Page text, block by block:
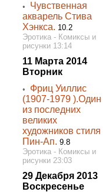
◦ Чувственная
акварель Стива
Хэнкса. 10.2
Эротика - Комиксы и
рисунки 13:14
11 Марта 2014
Вторник
◦ Фриц Уиллис
(1907-1979 ).Один
из последних
великих
художников стиля
Пин-Ап. 9.8
Эротика - Комиксы и
рисунки 23:03
29 Декабря 2013
Воскресенье